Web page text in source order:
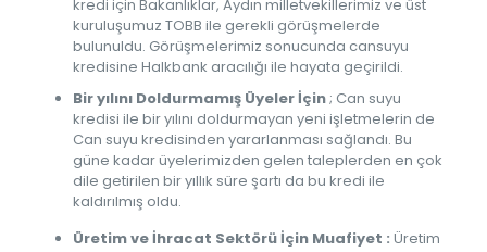
kredi için Bakanlıklar, Aydın milletvekillerimiz ve üst
kuruluşumuz TOBB ile gerekli görüşmelerde
bulunuldu. Görüşmelerimiz sonucunda cansuyu
kredisine Halkbank aracılığı ile hayata geçirildi.
Bir yılını Doldurmamış Üyeler İçin; Can suyu
kredisi ile bir yılını doldurmayan yeni işletmelerin de
Can suyu kredisinden yararlanması sağlandı. Bu
güne kadar üyelerimizden gelen taleplerden en çok
dile getirilen bir yıllık süre şartı da bu kredi ile
kaldırılmış oldu.
Üretim ve İhracat Sektörü İçin Muafiyet : Üretim